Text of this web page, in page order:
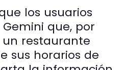
los usuarios
que, por
restaurante
sus horarios de